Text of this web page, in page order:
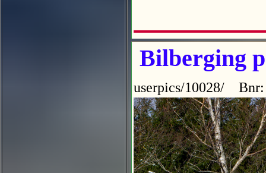
Bilberging
userpics/10028/ Bnr: